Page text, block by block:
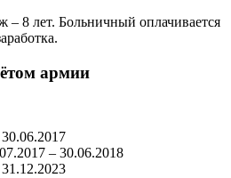
– 8 лет. Больничный оплачивается
армии
– 30.06.2018